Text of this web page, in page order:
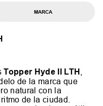
MARCA
Topper Hyde II LTH
de la marca que
natural con la
de la ciudad.